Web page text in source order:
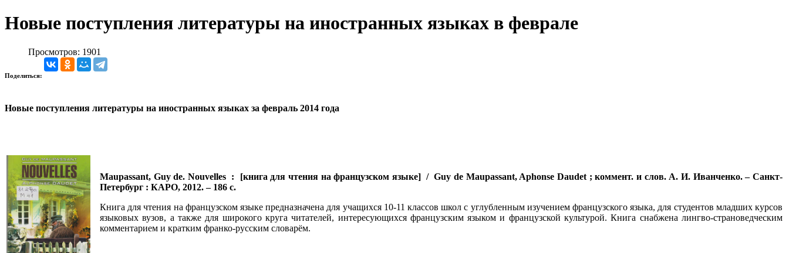
Новые поступления литературы на иностранных языках в феврале
Просмотров: 1901
Поделиться:
Новые поступления литературы на иностранных языках за февраль 2014 года
Maupassant, Guy de. Nouvelles : [книга для чтения на французском языке] / Guy de Maupassant, Aphonse Daudet ; коммент. и слов. А. И. Иванченко. – Санкт-
Петербург : КАРО, 2012. – 186 с.
Книга для чтения на французском языке предназначена для учащихся 10-11 классов школ с углубленным изучением французского языка, для студентов младших курсов
языковых вузов, а также для широкого круга читателей, интересующихся французским языком и французской культурой. Книга снабжена лингво-страноведческим
комментарием и кратким франко-русским словарём.